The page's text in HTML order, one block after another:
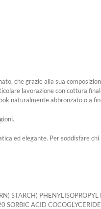
che grazie alla sua
lavorazione con cottura
naturalmente abbronzato o a
ed elegante. Per soddisfare
STARCH)
SORBIC ACID